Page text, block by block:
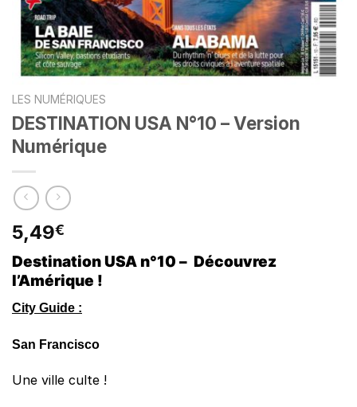
LES NUMÉRIQUES
DESTINATION USA N°10 – Version
Numérique
5,49€
Destination USA n°10 – Découvrez
l’Amérique !
City Guide :
San Francisco
Une ville culte !